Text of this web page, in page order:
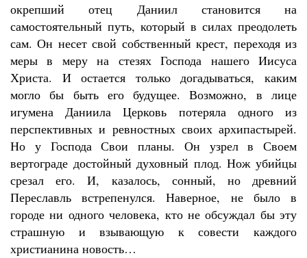
окрепший отец Даниил становится на
самостоятельный путь, который в силах преодолеть
сам. Он несет свой собственный крест, переходя из
меры в меру на стезях Господа нашего Иисуса
Христа. И остается только догадываться, каким
могло бы быть его будущее. Возможно, в лице
игумена Даниила Церковь потеряла одного из
перспективных и ревностных своих архипастырей.
Но у Господа Свои планы. Он узрел в Своем
вертограде достойный духовный плод. Нож убийцы
срезал его. И, казалось, сонный, но древний
Переславль встрепенулся. Наверное, не было в
городе ни одного человека, кто не обсуждал бы эту
страшную и взывающую к совести каждого
христианина новость…